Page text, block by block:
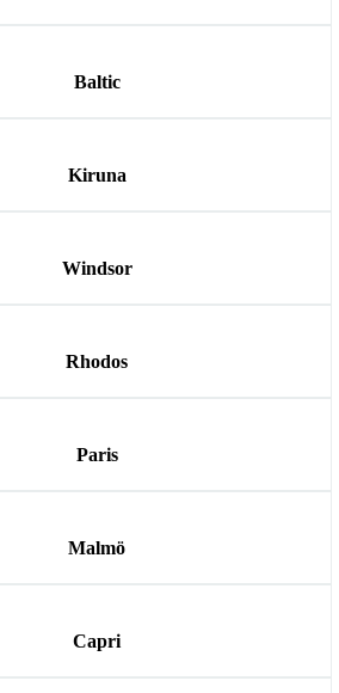
Baltic
Kiruna
Windsor
Rhodos
Paris
Malmö
Capri